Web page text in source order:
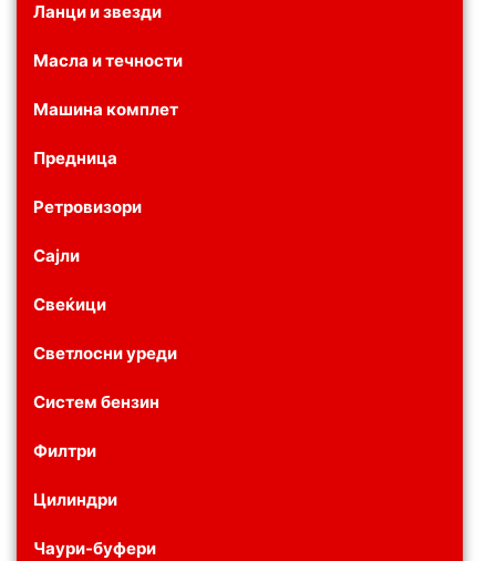
Ланци и звезди
Масла и течности
Машина комплет
Предница
Ретровизори
Сајли
Свеќици
Светлосни уреди
Систем бензин
Филтри
Цилиндри
Чаури-буфери